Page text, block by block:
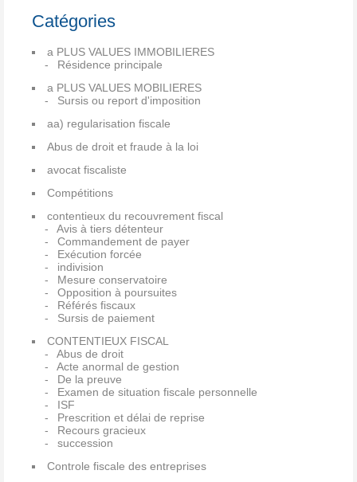
Catégories
a PLUS VALUES IMMOBILIERES
Résidence principale
a PLUS VALUES MOBILIERES
Sursis ou report d'imposition
aa) regularisation fiscale
Abus de droit et fraude à la loi
avocat fiscaliste
Compétitions
contentieux du recouvrement fiscal
Avis à tiers détenteur
Commandement de payer
Exécution forcée
indivision
Mesure conservatoire
Opposition à poursuites
Référés fiscaux
Sursis de paiement
CONTENTIEUX FISCAL
Abus de droit
Acte anormal de gestion
De la preuve
Examen de situation fiscale personnelle
ISF
Prescrition et délai de reprise
Recours gracieux
succession
Controle fiscale des entreprises